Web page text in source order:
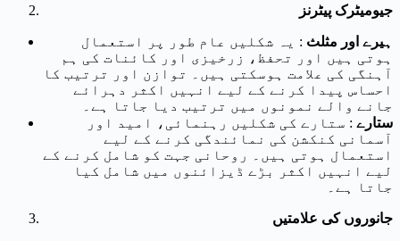
جیومیٹرک پیٹرنز
ہیرے اور مثلث : یہ شکلیں عام طور پر استعمال
ہوتی ہیں اور تحفظ، زرخیزی اور کائنات کی ہم
آہنگی کی علامت ہوسکتی ہیں۔ توازن اور ترتیب کا
احساس پیدا کرنے کے لیے انہیں اکثر دہرائے
جانے والے نمونوں میں ترتیب دیا جاتا ہے۔
ستارے : ستارے کی شکلیں رہنمائی، امید اور
آسمانی کنکشن کی نمائندگی کرنے کے لیے
استعمال ہوتی ہیں۔ روحانی جہت کو شامل کرنے کے
لیے انہیں اکثر بڑے ڈیزائنوں میں شامل کیا
جاتا ہے۔
جانوروں کی علامتیں